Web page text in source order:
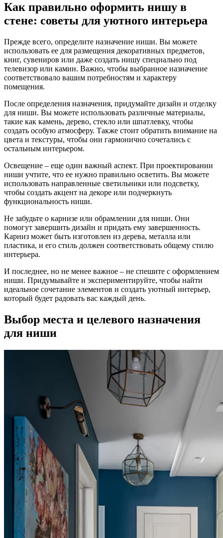
Как правильно оформить нишу в
стене: советы для уютного интерьера
Прежде всего, определите назначение ниши. Вы можете
использовать ее для размещения декоративных предметов,
книг, сувениров или даже создать нишу специально под
телевизор или камин. Важно, чтобы выбранное назначение
соответствовало вашим потребностям и характеру
помещения.
После определения назначения, придумайте дизайн и отделку
для ниши. Вы можете использовать различные материалы,
такие как камень, дерево, стекло или шпатлевку, чтобы
создать особую атмосферу. Также стоит обратить внимание на
цвета и текстуры, чтобы они гармонично сочетались с
остальным интерьером.
Освещение – еще один важный аспект. При проектировании
ниши учтите, что ее нужно правильно осветить. Вы можете
использовать направленные светильники или подсветку,
чтобы создать акцент на декоре или подчеркнуть
функциональность ниши.
Не забудьте о карнизе или обрамлении для ниши. Они
помогут завершить дизайн и придать ему завершенность.
Карниз может быть изготовлен из дерева, металла или
пластика, и его стиль должен соответствовать общему стилю
интерьера.
И последнее, но не менее важное – не спешите с оформлением
ниши. Придумывайте и экспериментируйте, чтобы найти
идеальное сочетание элементов и создать уютный интерьер,
который будет радовать вас каждый день.
Выбор места и целевого назначения
для ниши